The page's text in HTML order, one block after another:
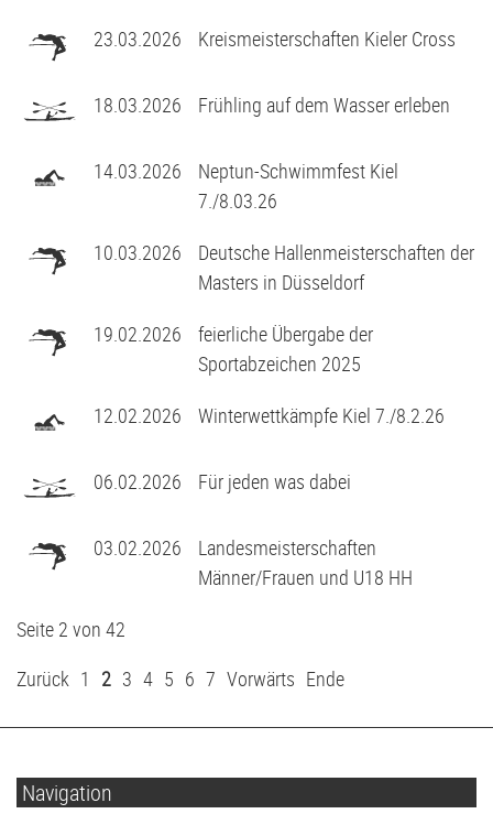
23.03.2026 Kreismeisterschaften Kieler Cross
18.03.2026 Frühling auf dem Wasser erleben
14.03.2026
Neptun-Schwimmfest Kiel
7./8.03.26
10.03.2026
Deutsche Hallenmeisterschaften der
Masters in Düsseldorf
19.02.2026
feierliche Übergabe der
Sportabzeichen 2025
12.02.2026
Winterwettkämpfe Kiel 7./8.2.26
06.02.2026 Für jeden was dabei
03.02.2026
Landesmeisterschaften
Männer/Frauen und U18 HH
Seite 2 von 42
Zurück 1 2 3 4 5 6 7 Vorwärts Ende
Navigation